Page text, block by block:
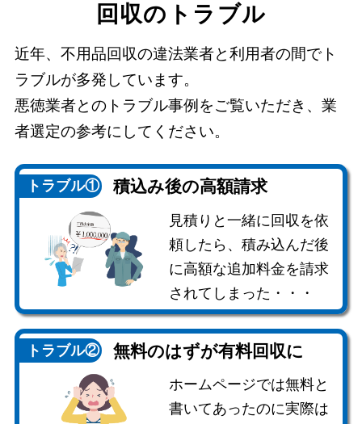
回収のトラブル
近年、不用品回収の違法業者と利用者の間でト
ラブルが多発しています。
悪徳業者とのトラブル事例をご覧いただき、業
者選定の参考にしてください。
トラブル① 積込み後の高額請求
見積りと一緒に回収を依
頼したら、積み込んだ後
に高額な追加料金を請求
されてしまった・・・
トラブル② 無料のはずが有料回収に
ホームページでは無料と
書いてあったのに実際は